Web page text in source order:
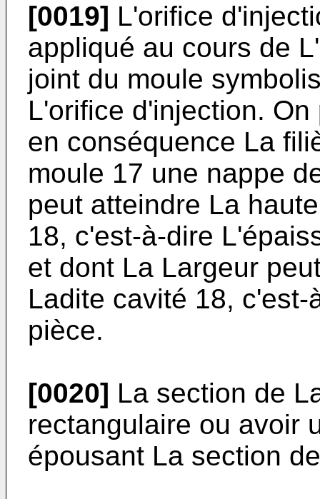
[0019] L'orifice
appliqué au cours de
joint du moule
L'orifice d'injection.
en conséquence La
moule 17 une nappe
peut atteindre La
18, c'est-à-dire
et dont La Largeur
Ladite cavité 18,
pièce.
[0020] La section de
rectangulaire ou avoir
épousant La section